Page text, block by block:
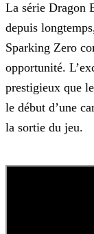
La série Dragon
depuis
Sparking Zero
opportunité.
prestigieux que
le début d’une
la sortie du jeu.